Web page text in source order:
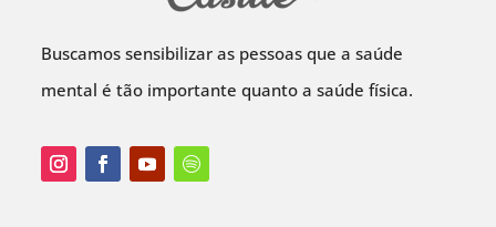
Buscamos sensibilizar as pessoas que a saúde
mental é tão importante quanto a saúde física.